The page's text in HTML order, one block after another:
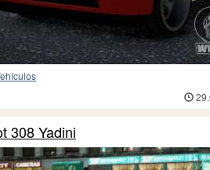
308 Yadini